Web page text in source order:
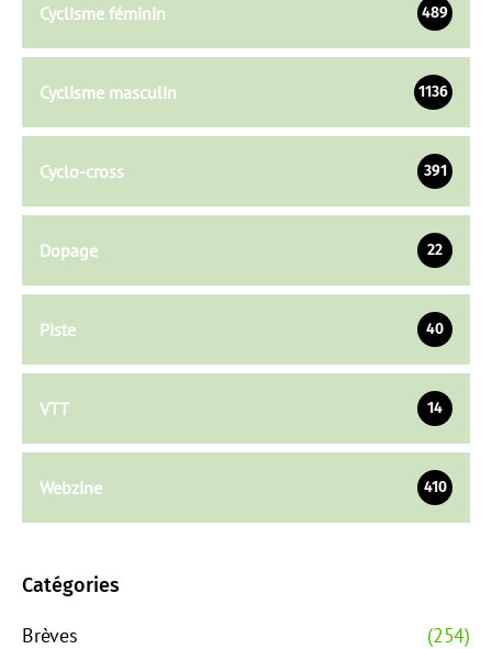
Cyclisme féminin 489
Cyclisme masculin 1136
Cyclo-cross 391
Dopage 22
Piste 40
VTT 14
Webzine 410
Catégories
Brèves
(254)